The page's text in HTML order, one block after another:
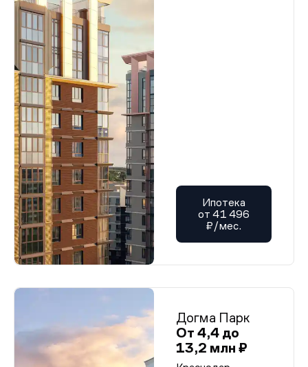
Ипотека
от 41 496
₽/мес.
Догма Парк
От 4,4 до
13,2 млн ₽